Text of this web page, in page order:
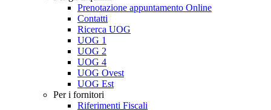
Prenotazione appuntamento Online
Contatti
Ricerca UOG
UOG 1
UOG 2
UOG 4
UOG Ovest
UOG Est
Per i fornitori
Riferimenti Fiscali